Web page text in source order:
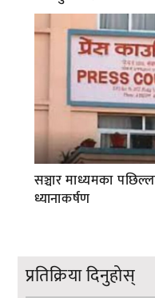
सञ्चार माध्यमका
ध्यानाकर्षण
प्रतिक्रिया दिनुहोस्